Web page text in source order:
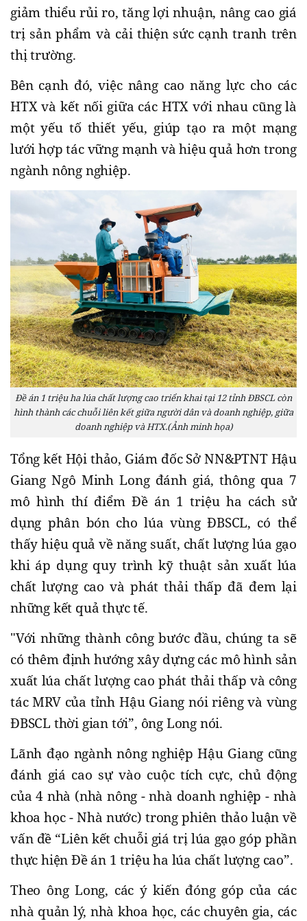
giảm thiểu rủi ro, tăng lợi nhuận, nâng cao giá
trị sản phẩm và cải thiện sức cạnh tranh trên
thị trường.
Bên cạnh đó, việc nâng cao năng lực cho các
HTX và kết nối giữa các HTX với nhau cũng là
một yếu tố thiết yếu, giúp tạo ra một mạng
lưới hợp tác vững mạnh và hiệu quả hơn trong
ngành nông nghiệp.
Đề án 1 triệu ha lúa chất lượng cao triển khai tại 12 tỉnh ĐBSCL còn
hình thành các chuỗi liên kết giữa người dân và doanh nghiệp, giữa
doanh nghiệp và HTX.(Ảnh minh họa)
Tổng kết Hội thảo, Giám đốc Sở NN&PTNT Hậu
Giang Ngô Minh Long đánh giá, thông qua 7
mô hình thí điểm Đề án 1 triệu ha cách sử
dụng phân bón cho lúa vùng ĐBSCL, có thể
thấy hiệu quả về năng suất, chất lượng lúa gạo
khi áp dụng quy trình kỹ thuật sản xuất lúa
chất lượng cao và phát thải thấp đã đem lại
những kết quả thực tế.
"Với những thành công bước đầu, chúng ta sẽ
có thêm định hướng xây dựng các mô hình sản
xuất lúa chất lượng cao phát thải thấp và công
tác MRV của tỉnh Hậu Giang nói riêng và vùng
ĐBSCL thời gian tới”, ông Long nói.
Lãnh đạo ngành nông nghiệp Hậu Giang cũng
đánh giá cao sự vào cuộc tích cực, chủ động
của 4 nhà (nhà nông - nhà doanh nghiệp - nhà
khoa học - Nhà nước) trong phiên thảo luận về
vấn đề “Liên kết chuỗi giá trị lúa gạo góp phần
thực hiện Đề án 1 triệu ha lúa chất lượng cao”.
Theo ông Long, các ý kiến đóng góp của các
nhà quản lý, nhà khoa học, các chuyên gia, các